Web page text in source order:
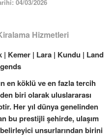
04/03/2026
Hizmetleri
Kemer | Lara | Kundu | Land
en köklü ve en fazla tercih
biri olarak uluslararası
Her yıl dünya genelinden
bu prestijli şehirde, ulaşım
unsurlarından birini